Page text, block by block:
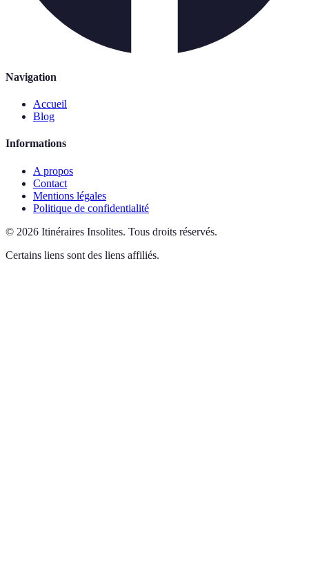
Navigation
Accueil
Blog
Informations
A propos
Contact
Mentions légales
Politique de confidentialité
© 2026 Itinéraires Insolites. Tous droits réservés.
Certains liens sont des liens affiliés.